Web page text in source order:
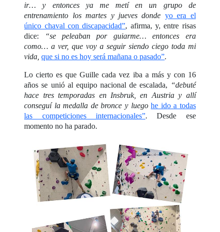
ir… y entonces ya me metí en un grupo de
entrenamiento los martes y jueves donde yo era el
único chaval con discapacidad”, afirma, y, entre risas
dice:
“se peleaban por guiarme… entonces era
como… a ver, que voy a seguir siendo ciego toda mi
vida,que si no es hoy será mañana o pasado”.
Lo cierto es que Guille cada vez iba a más y con 16
años se unió al equipo nacional de escalada, “debuté
hace tres temporadas en Insbruk, en Austria y allí
conseguí la medalla de bronce y luegohe ido a todas
las competiciones internacionales”. Desde ese
momento no ha parado.